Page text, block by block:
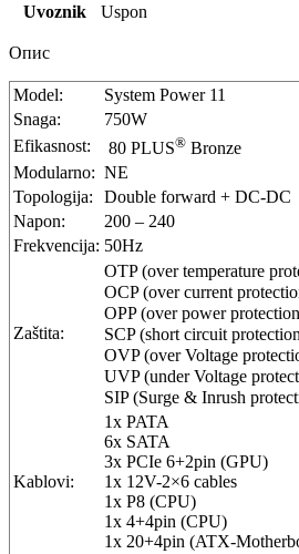
Uvoznik Uspon
Опис
Model:
System Power 11
Snaga:
750W
Efikasnost:
80 PLUS® Bronze
Modularno: NE
Topologija:
Double forward + DC-DC
Napon:
200 – 240
Frekvencija: 50Hz
Zaštita:
OTP (over temperature
OCP (over current
OPP (over power
SCP (short circuit
OVP (over Voltage
UVP (under Voltage
SIP (Surge & Inrush
Kablovi:
1x PATA
6x SATA
3x PCIe 6+2pin (GPU)
1x 12V-2×6 cables
1x P8 (CPU)
1x 4+4pin (CPU)
1x 20+4pin (ATX-